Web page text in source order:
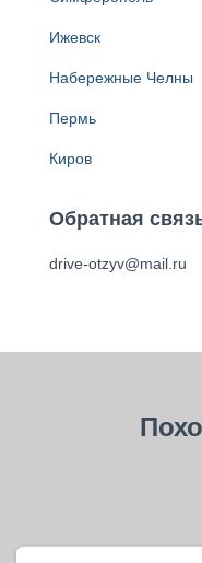
Ижевск
Набережные Челны
Пермь
Киров
Обратная
drive-otzyv@mail.ru